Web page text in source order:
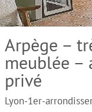
Arpège –
meublée –
privé
Lyon-1er-